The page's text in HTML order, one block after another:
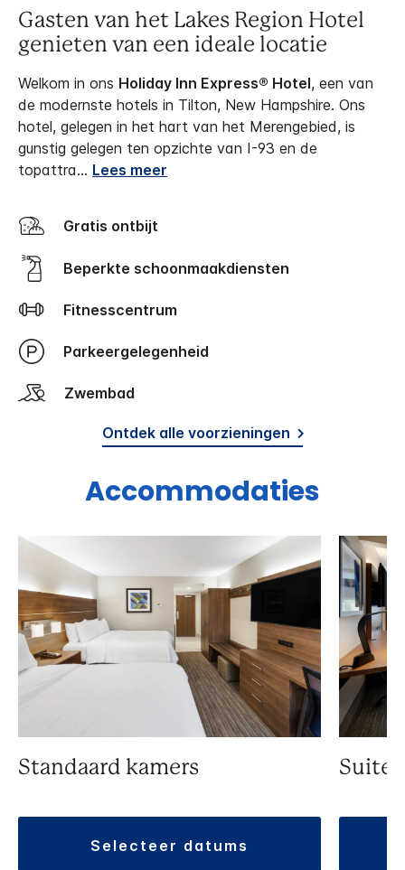
Gasten van het Lakes Region Hotel
genieten van een ideale locatie
Welkom in ons Holiday Inn Express® Hotel, een van
de modernste hotels in Tilton, New Hampshire. Ons
hotel, gelegen in het hart van het Merengebied, is
gunstig gelegen ten opzichte van I-93 en de
topattra... Lees meer
Gratis ontbijt
Beperkte schoonmaakdiensten
Fitnesscentrum
Parkeergelegenheid
Zwembad
Ontdek alle voorzieningen
Accommodaties
Standaard kamers
selecteer datums
Suite